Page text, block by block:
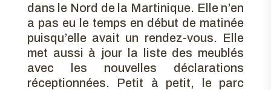
dans le Nord de la Martinique. Elle n’en
a pas eu le temps en début de matinée
puisqu’elle avait un rendez-vous. Elle
met aussi à jour la liste des meublés
avec les nouvelles déclarations
réceptionnées. Petit à petit, le parc